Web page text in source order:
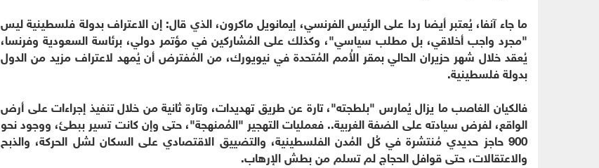
ما جاء آنفا، يُعتبر أيضا ردا على الرئيس الفرنسي، إيمانويل ماكرون، الذي قال: إن الاعتراف بدولة فلسطينية ليس
"مجرد واجب أخلاقي، بل مطلب سياسي"، وكذلك على المُشاركين في مؤتمر دولي، برئاسة السعودية وفرنسا،
يُعقد خلال شهر حزيران الحالي بمقر الأُمم المُتحدة في نيويورك، من المُفترض أن يُمهد لاعتراف مزيد من الدول
بدولة فلسطينية.
فالكيان الغاصب ما يزال يُمارس "بلطجته"، تارة عن طريق تهديدات، وتارة ثانية من خلال تنفيذ إجراءات على أرض
الواقع، لفرض سيادته على الضفة الغربية.. فعمليات التهجير "المُمنهجة"، حتى وإن كانت تسير ببطئ، ووجود نحو
900 حاجز حديدي مُنتشرة في كُل المُدن الفلسطينية، والتضييق الاقتصادي على السكان لشل الحركة، والذبح
والاعتقالات، حتى قوافل الحجاج لم تسلم من بطش الإرهاب.